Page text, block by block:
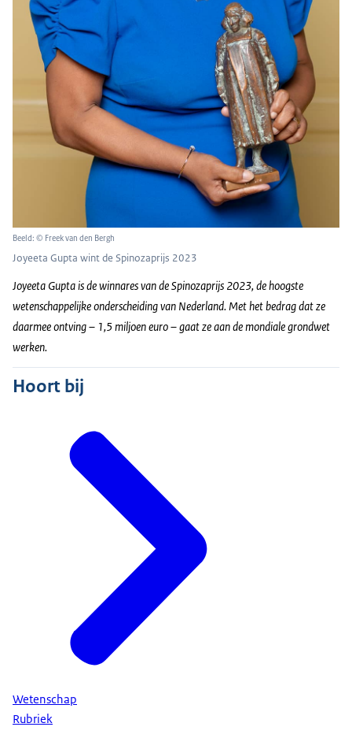
Beeld: © Freek van den Bergh
Joyeeta Gupta wint de Spinozaprijs 2023
Joyeeta Gupta is de winnares van de Spinozaprijs 2023, de hoogste
wetenschappelijke onderscheiding van Nederland. Met het bedrag dat ze
daarmee ontving – 1,5 miljoen euro – gaat ze aan de mondiale grondwet
werken.
Hoort bij
Wetenschap
Rubriek